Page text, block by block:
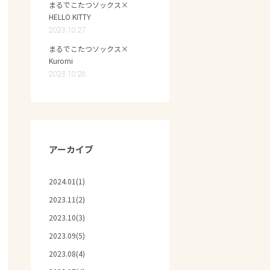
まるでこたつソックス×
HELLO KITTY
2023.10.27
まるでこたつソックス×
Kuromi
2023.10.26
アーカイブ
2024.01(1)
2023.11(2)
2023.10(3)
2023.09(5)
2023.08(4)